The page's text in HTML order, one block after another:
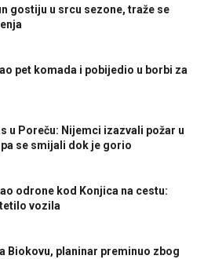
gostiju u srcu sezone, traže se
pet komada i pobijedio u borbi za
u Poreču: Nijemci izazvali požar u
se smijali dok je gorio
odrone kod Konjica na cestu:
vozila
Biokovu, planinar preminuo zbog